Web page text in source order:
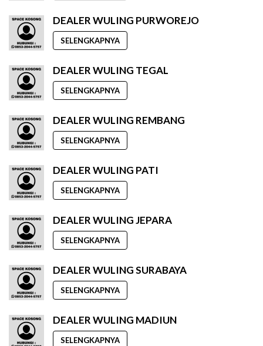
DEALER WULING PURWOREJO
SELENGKAPNYA
DEALER WULING TEGAL
SELENGKAPNYA
DEALER WULING REMBANG
SELENGKAPNYA
DEALER WULING PATI
SELENGKAPNYA
DEALER WULING JEPARA
SELENGKAPNYA
DEALER WULING SURABAYA
SELENGKAPNYA
DEALER WULING MADIUN
SELENGKAPNYA